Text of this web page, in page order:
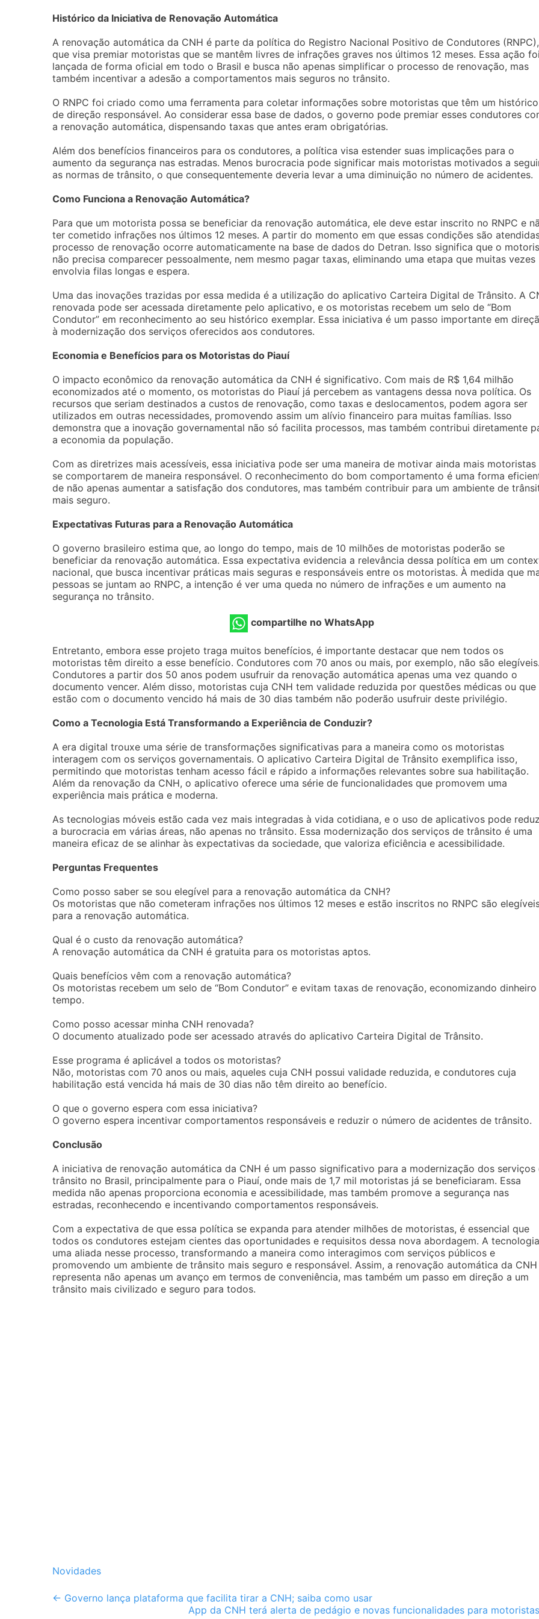
Histórico da Iniciativa de Renovação Automática
A renovação automática da CNH é parte da política do Registro Nacional Positivo de Condutores (RNPC),
que visa premiar motoristas que se mantêm livres de infrações graves nos últimos 12 meses. Essa ação foi
lançada de forma oficial em todo o Brasil e busca não apenas simplificar o processo de renovação, mas
também incentivar a adesão a comportamentos mais seguros no trânsito.
O RNPC foi criado como uma ferramenta para coletar informações sobre motoristas que têm um histórico
de direção responsável. Ao considerar essa base de dados, o governo pode premiar esses condutores
a renovação automática, dispensando taxas que antes eram obrigatórias.
Além dos benefícios financeiros para os condutores, a política visa estender suas implicações para o
aumento da segurança nas estradas. Menos burocracia pode significar mais motoristas motivados a
as normas de trânsito, o que consequentemente deveria levar a uma diminuição no número de acidentes.
Como Funciona a Renovação Automática?
Para que um motorista possa se beneficiar da renovação automática, ele deve estar inscrito no RNPC e
ter cometido infrações nos últimos 12 meses. A partir do momento em que essas condições são
processo de renovação ocorre automaticamente na base de dados do Detran. Isso significa que o
não precisa comparecer pessoalmente, nem mesmo pagar taxas, eliminando uma etapa que muitas vezes
envolvia filas longas e espera.
Uma das inovações trazidas por essa medida é a utilização do aplicativo Carteira Digital de Trânsito. A
renovada pode ser acessada diretamente pelo aplicativo, e os motoristas recebem um selo de “Bom
Condutor” em reconhecimento ao seu histórico exemplar. Essa iniciativa é um passo importante em
à modernização dos serviços oferecidos aos condutores.
Economia e Benefícios para os Motoristas do Piauí
O impacto econômico da renovação automática da CNH é significativo. Com mais de R$ 1,64 milhão
economizados até o momento, os motoristas do Piauí já percebem as vantagens dessa nova política. Os
recursos que seriam destinados a custos de renovação, como taxas e deslocamentos, podem agora ser
utilizados em outras necessidades, promovendo assim um alívio financeiro para muitas famílias. Isso
demonstra que a inovação governamental não só facilita processos, mas também contribui diretamente
a economia da população.
Com as diretrizes mais acessíveis, essa iniciativa pode ser uma maneira de motivar ainda mais motoristas
se comportarem de maneira responsável. O reconhecimento do bom comportamento é uma forma
de não apenas aumentar a satisfação dos condutores, mas também contribuir para um ambiente de
mais seguro.
Expectativas Futuras para a Renovação Automática
O governo brasileiro estima que, ao longo do tempo, mais de 10 milhões de motoristas poderão se
beneficiar da renovação automática. Essa expectativa evidencia a relevância dessa política em um
nacional, que busca incentivar práticas mais seguras e responsáveis entre os motoristas. À medida que
pessoas se juntam ao RNPC, a intenção é ver uma queda no número de infrações e um aumento na
segurança no trânsito.
compartilhe no WhatsApp
Entretanto, embora esse projeto traga muitos benefícios, é importante destacar que nem todos os
motoristas têm direito a esse benefício. Condutores com 70 anos ou mais, por exemplo, não são elegíveis.
Condutores a partir dos 50 anos podem usufruir da renovação automática apenas uma vez quando o
documento vencer. Além disso, motoristas cuja CNH tem validade reduzida por questões médicas ou que
estão com o documento vencido há mais de 30 dias também não poderão usufruir deste privilégio.
Como a Tecnologia Está Transformando a Experiência de Conduzir?
A era digital trouxe uma série de transformações significativas para a maneira como os motoristas
interagem com os serviços governamentais. O aplicativo Carteira Digital de Trânsito exemplifica isso,
permitindo que motoristas tenham acesso fácil e rápido a informações relevantes sobre sua habilitação.
Além da renovação da CNH, o aplicativo oferece uma série de funcionalidades que promovem uma
experiência mais prática e moderna.
As tecnologias móveis estão cada vez mais integradas à vida cotidiana, e o uso de aplicativos pode
a burocracia em várias áreas, não apenas no trânsito. Essa modernização dos serviços de trânsito é uma
maneira eficaz de se alinhar às expectativas da sociedade, que valoriza eficiência e acessibilidade.
Perguntas Frequentes
Como posso saber se sou elegível para a renovação automática da CNH?
Os motoristas que não cometeram infrações nos últimos 12 meses e estão inscritos no RNPC são
para a renovação automática.
Qual é o custo da renovação automática?
A renovação automática da CNH é gratuita para os motoristas aptos.
Quais benefícios vêm com a renovação automática?
Os motoristas recebem um selo de “Bom Condutor” e evitam taxas de renovação, economizando dinheiro
tempo.
Como posso acessar minha CNH renovada?
O documento atualizado pode ser acessado através do aplicativo Carteira Digital de Trânsito.
Esse programa é aplicável a todos os motoristas?
Não, motoristas com 70 anos ou mais, aqueles cuja CNH possui validade reduzida, e condutores cuja
habilitação está vencida há mais de 30 dias não têm direito ao benefício.
O que o governo espera com essa iniciativa?
O governo espera incentivar comportamentos responsáveis e reduzir o número de acidentes de trânsito.
Conclusão
A iniciativa de renovação automática da CNH é um passo significativo para a modernização dos serviços
trânsito no Brasil, principalmente para o Piauí, onde mais de 1,7 mil motoristas já se beneficiaram. Essa
medida não apenas proporciona economia e acessibilidade, mas também promove a segurança nas
estradas, reconhecendo e incentivando comportamentos responsáveis.
Com a expectativa de que essa política se expanda para atender milhões de motoristas, é essencial que
todos os condutores estejam cientes das oportunidades e requisitos dessa nova abordagem. A
uma aliada nesse processo, transformando a maneira como interagimos com serviços públicos e
promovendo um ambiente de trânsito mais seguro e responsável. Assim, a renovação automática da CNH
representa não apenas um avanço em termos de conveniência, mas também um passo em direção a um
trânsito mais civilizado e seguro para todos.
Novidades
Post
← Governo lança plataforma que facilita tirar a CNH; saiba como usar
App da CNH terá alerta de pedágio e novas funcionalidades para motoristas